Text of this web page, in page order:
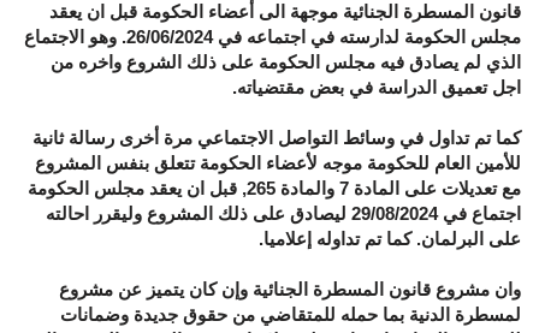
قانون المسطرة الجنائية موجهة الى أعضاء الحكومة قبل ان يعقد
مجلس الحكومة لدارسته في اجتماعه في 26/06/2024. وهو الاجتماع
الذي لم يصادق فيه مجلس الحكومة على ذلك الشروع واخره من
اجل تعميق الدراسة في بعض مقتضياته.
كما تم تداول في وسائط التواصل الاجتماعي مرة أخرى رسالة ثانية
للأمين العام للحكومة موجه لأعضاء الحكومة تتعلق بنفس المشروع
مع تعديلات على المادة 7 والمادة 265, قبل ان يعقد مجلس الحكومة
اجتماع في 29/08/2024 ليصادق على ذلك المشروع وليقرر احالته
على البرلمان. كما تم تداوله إعلاميا.
وان مشروع قانون المسطرة الجنائية وإن كان يتميز عن مشروع
لمسطرة الدنية بما حمله للمتقاضي من حقوق جديدة وضمانات